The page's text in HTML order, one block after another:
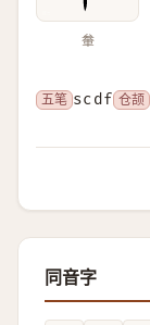
軬
五笔 scdf 仓颉
同音字